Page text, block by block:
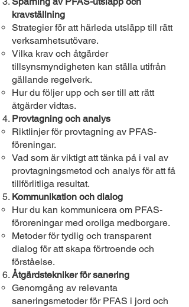
kravställning
Strategier för att härleda utsläpp till rätt
verksamhetsutövare.
Vilka krav och åtgärder
tillsynsmyndigheten kan ställa utifrån
gällande regelverk.
Hur du följer upp och ser till att rätt
åtgärder vidtas.
Provtagning och analys
Riktlinjer för provtagning av PFAS-
föreningar.
Vad som är viktigt att tänka på i val av
provtagningsmetod och analys för att få
tillförlitliga resultat.
Kommunikation och dialog
Hur du kan kommunicera om PFAS-
föroreningar med oroliga medborgare.
Metoder för tydlig och transparent
dialog för att skapa förtroende och
förståelse.
Åtgärdstekniker för sanering
Genomgång av relevanta
saneringsmetoder för PFAS i jord och